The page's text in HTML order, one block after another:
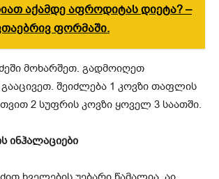
აქამდე აფროდიტას დიეტა? –
ფორმაში.
მოხარშეთ. გადმოიღეთ
შეიძლება 1 კოვზი თაფლის
2 სუფრის კოვზი ყოველ 3 საათში.
ინჰალაციები